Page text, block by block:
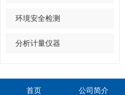
环境安全检测
分析计量仪器
首页 公司简介